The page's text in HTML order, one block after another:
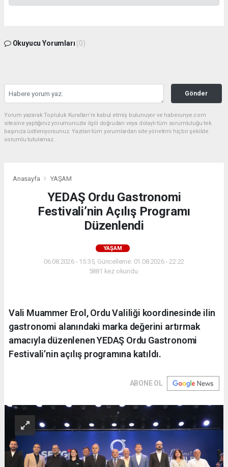
Okuyucu Yorumları (0)
Gönder
Yorum yazarak Topluluk Kuralları’nı kabul etmiş bulunuyor ve haberunye.com
sitesine yaptığınız yorumunuzla ilgili doğrudan veya dolaylı tüm sorumluluğu tek
başınıza üstleniyorsunuz. Yazılan tüm yorumlardan site yönetimi hiçbir şekilde
sorumlu tutulamaz.
Anasayfa YAŞAM
YEDAŞ Ordu Gastronomi
Festivali’nin Açılış Programı
Düzenlendi
YAŞAM
06.08.2026 - 15:35, Güncelleme: 01.08.2026 - 22:22
5881 kez okundu.
Vali Muammer Erol, Ordu Valiliği koordinesinde ilin
gastronomi alanındaki marka değerini artırmak
amacıyla düzenlenen YEDAŞ Ordu Gastronomi
Festivali’nin açılış programına katıldı.
ABONE OL